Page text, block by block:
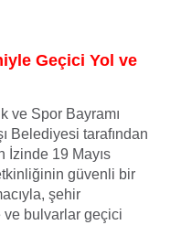
Geçici Yol ve
ve Spor Bayramı
Belediyesi tarafından
İzinde 19 Mayıs
güvenli bir
şehir
ve bulvarlar geçici